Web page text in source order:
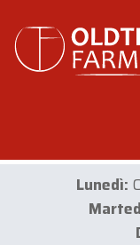
Lunedì: